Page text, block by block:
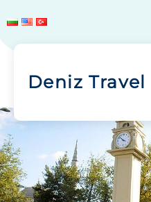
Deniz Travel